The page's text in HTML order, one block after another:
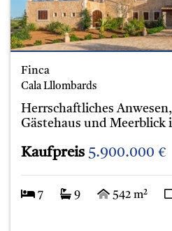
Finca
Cala Lllombards
Herrschaftliches
Gästehaus und Meerblick
Kaufpreis 5.900.000 €
7 9 542 m²